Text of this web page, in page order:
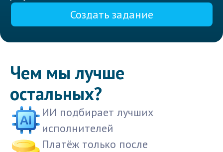
Создать задание
Чем мы лучше
остальных?
ИИ подбирает лучших
исполнителей
Платёж только после